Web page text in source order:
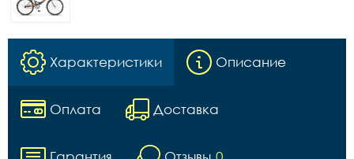
Характеристики Описание
Оплата Доставка